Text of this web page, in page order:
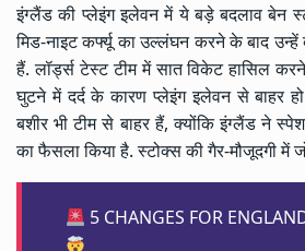
इंग्लैंड की प्लेइंग इलेवन में ये बड़े बदलाव बेन
मिड-नाइट कर्फ्यू का उल्लंघन करने के बाद
हैं. लॉर्ड्स टेस्ट टीम में सात विकेट हासिल
घुटने में दर्द के कारण प्लेइंग इलेवन से बाहर
बशीर भी टीम से बाहर हैं, क्योंकि इंग्लैंड ने
का फैसला किया है. स्टोक्स की गैर-मौजूदगी में
5 CHANGES FOR